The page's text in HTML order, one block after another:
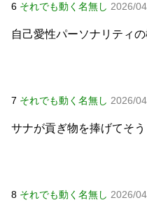
6 それでも動く名無し 2026/
自己愛性パーソナリティ
7 それでも動く名無し 2026/
サナが貢ぎ物を捧げてそう
8 それでも動く名無し 2026/